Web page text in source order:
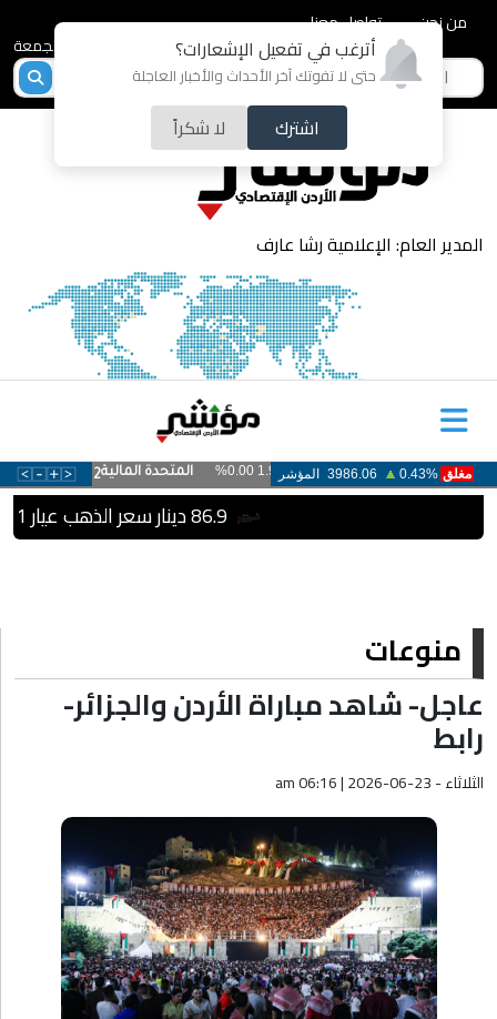
أترغب في تفعيل الإشعارات؟
حتى لا تفوتك آخر الأحداث والأخبار العاجلة
اشترك لا شكراً
من نحن
تواصل معنا
المدير العام: الإعلامية رشا عارف
86.9 دينار سعر الذهب عيار 21 بالسوق المحلية
منوعات
عاجل- شاهد مباراة الأردن والجزائر-
رابط
الثلاثاء - am 06:16 | 2026-06-23